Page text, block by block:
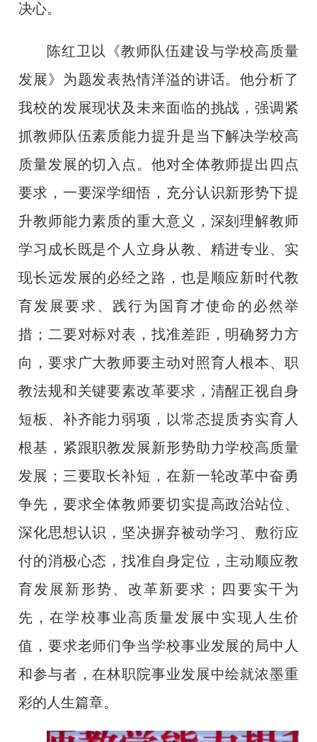
决心。
陈红卫以《教师队伍建设与学校高质量
发展》为题发表热情洋溢的讲话。他分析了
我校的发展现状及未来面临的挑战，强调紧
抓教师队伍素质能力提升是当下解决学校高
质量发展的切入点。他对全体教师提出四点
要求，一要深学细悟，充分认识新形势下提
升教师能力素质的重大意义，深刻理解教师
学习成长既是个人立身从教、精进专业、实
现长远发展的必经之路，也是顺应新时代教
育发展要求、践行为国育才使命的必然举
措； 二要对标对表，找准差距，明确努力方
向，要求广大教师要主动对照育人根本、职
教法规和关键要素改革要求，清醒正视自身
短板、补齐能力弱项，以常态提质夯实育人
根基，紧跟职教发展新形势助力学校高质量
发展； 三要取长补短，在新一轮改革中奋勇
争先，要求全体教师要切实提高政治站位、
深化思想认识，坚决摒弃被动学习、敷衍应
付的消极心态，找准自身定位，主动顺应教
育发展新形势、改革新要求；四要实干为
先，在学校事业高质量发展中实现人生价
值，要求老师们争当学校事业发展的局中人
和参与者，在林职院事业发展中绘就浓墨重
彩的人生篇章。